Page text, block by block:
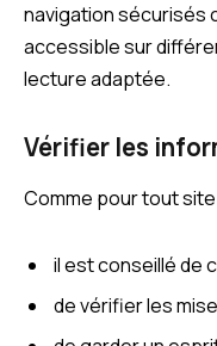
navigation sécurisés
accessible sur
lecture adaptée.
Vérifier les
Comme pour tout site
il est conseillé de
de vérifier les